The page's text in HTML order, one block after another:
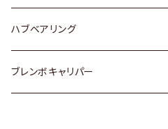
日産
ダイハツ
ハブベアリング
トヨタ
ブレンボキャリパー